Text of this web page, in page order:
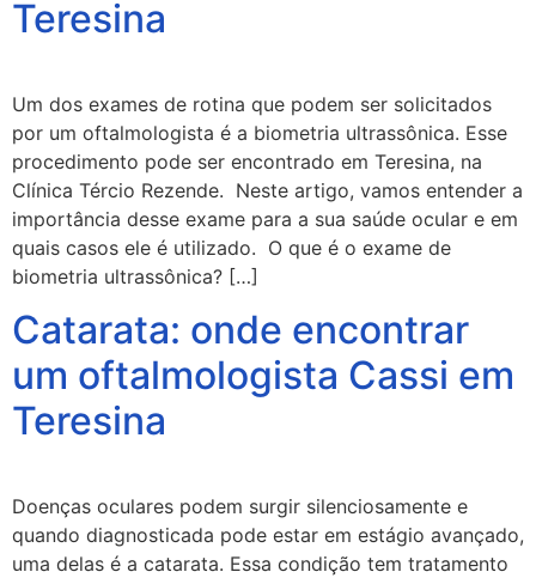
Teresina
Um dos exames de rotina que podem ser solicitados
por um oftalmologista é a biometria ultrassônica. Esse
procedimento pode ser encontrado em Teresina, na
Clínica Tércio Rezende. Neste artigo, vamos entender a
importância desse exame para a sua saúde ocular e em
quais casos ele é utilizado. O que é o exame de
biometria ultrassônica? […]
Catarata: onde encontrar
um oftalmologista Cassi em
Teresina
Doenças oculares podem surgir silenciosamente e
quando diagnosticada pode estar em estágio avançado,
uma delas é a catarata. Essa condição tem tratamento